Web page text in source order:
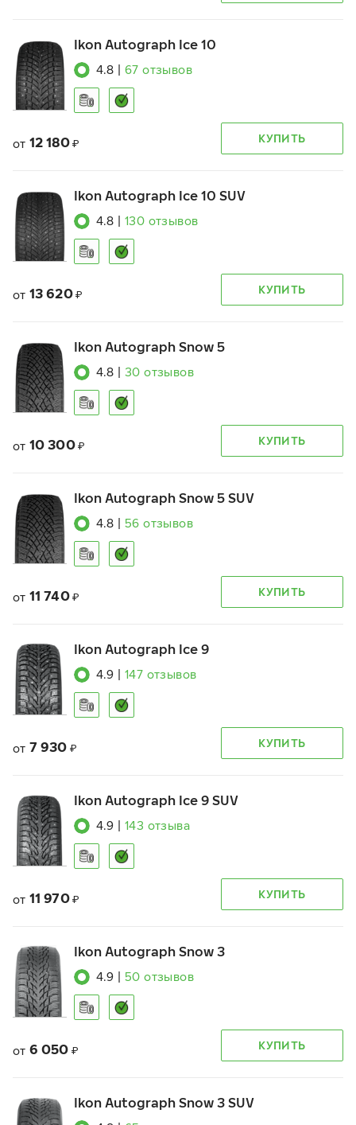
Ikon Autograph Ice 10
4.8 67 отзывов
от 12 180 ₽ КУПИТЬ
Ikon Autograph Ice 10 SUV
4.8 130 отзывов
от 13 620 ₽ КУПИТЬ
Ikon Autograph Snow 5
4.8 30 отзывов
от 10 300 ₽ КУПИТЬ
Ikon Autograph Snow 5 SUV
4.8 56 отзывов
от 11 740 ₽ КУПИТЬ
Ikon Autograph Ice 9
4.9 147 отзывов
от 7 930 ₽ КУПИТЬ
Ikon Autograph Ice 9 SUV
4.9 143 отзыва
от 11 970 ₽ КУПИТЬ
Ikon Autograph Snow 3
4.9 50 отзывов
от 6 050 ₽ КУПИТЬ
Ikon Autograph Snow 3 SUV